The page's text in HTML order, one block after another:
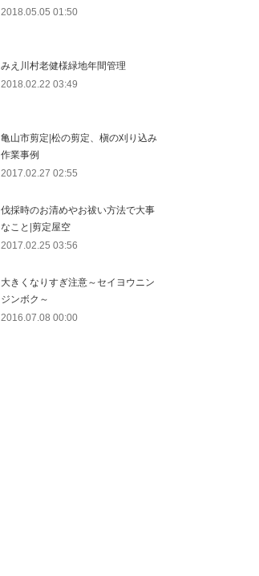
2018.05.05 01:50
みえ川村老健様緑地年間管理
2018.02.22 03:49
亀山市剪定|松の剪定、槇の刈り込み
作業事例
2017.02.27 02:55
伐採時のお清めやお祓い方法で大事
なこと|剪定屋空
2017.02.25 03:56
大きくなりすぎ注意～セイヨウニン
ジンボク～
2016.07.08 00:00